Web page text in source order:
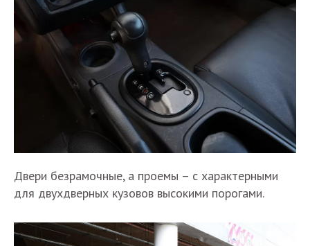
Двери безрамочные, а проемы – с характерными
для двухдверных кузовов высокими порогами.